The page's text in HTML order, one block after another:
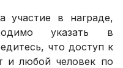
участие в награде,
указать в
что доступ к
и любой человек по